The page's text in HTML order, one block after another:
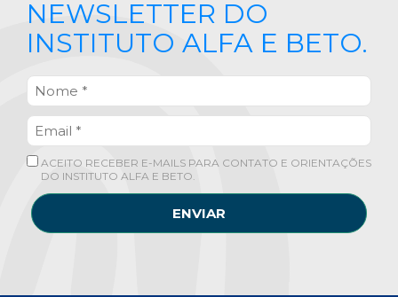
NEWSLETTER DO
INSTITUTO ALFA E BETO.
ACEITO RECEBER E-MAILS PARA CONTATO E ORIENTAÇÕES
DO INSTITUTO ALFA E BETO.
ENVIAR